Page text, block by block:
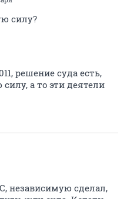
силу?
решение суда есть,
а то эти деятели
независимую сделал,